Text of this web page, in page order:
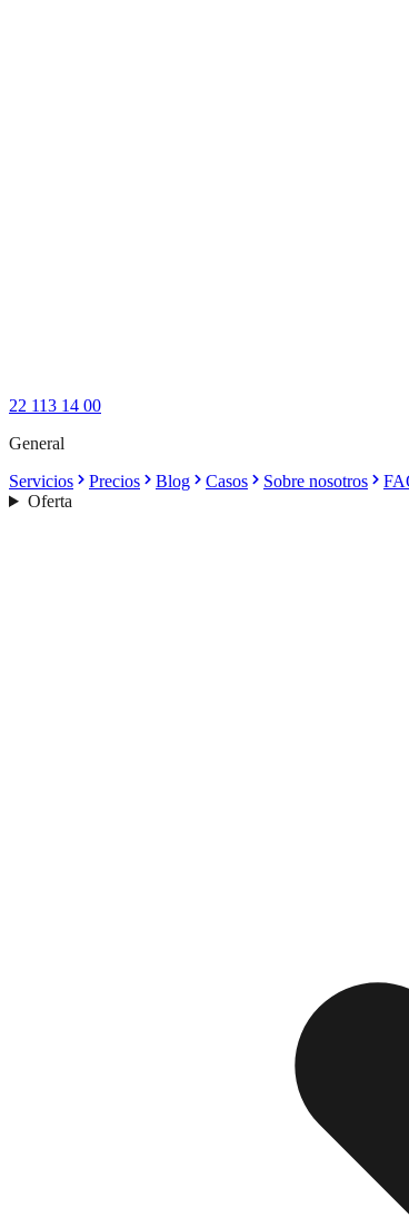
22 113 14 00
General
Servicios
Precios Blog Casos Sobre nosotros
Oferta